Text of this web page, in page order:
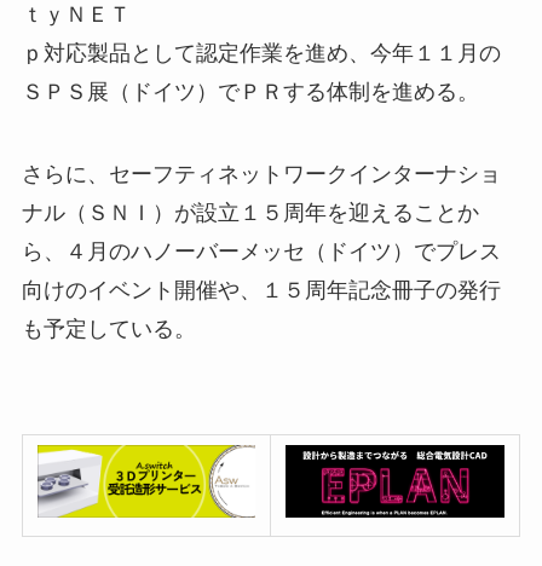
ｔｙＮＥＴ
ｐ対応製品として認定作業を進め、今年１１月の
ＳＰＳ展（ドイツ）でＰＲする体制を進める。
さらに、セーフティネットワークインターナショ
ナル（ＳＮＩ）が設立１５周年を迎えることか
ら、４月のハノーバーメッセ（ドイツ）でプレス
向けのイベント開催や、１５周年記念冊子の発行
も予定している。